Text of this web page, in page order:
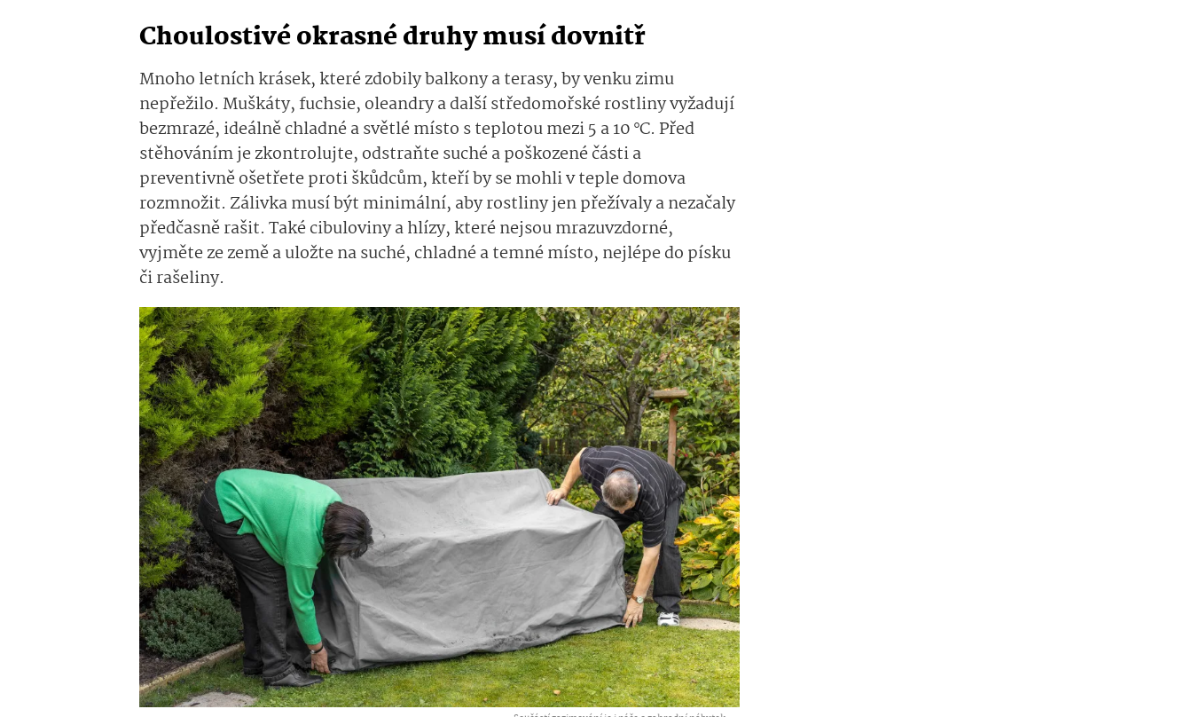
Choulostivé okrasné druhy musí dovnitř
Mnoho letních krásek, které zdobily balkony a terasy, by venku zimu
nepřežilo. Muškáty, fuchsie, oleandry a další středomořské rostliny vyžadují
bezmrazé, ideálně chladné a světlé místo s teplotou mezi 5 a 10 °C. Před
stěhováním je zkontrolujte, odstraňte suché a poškozené části a
preventivně ošetřete proti škůdcům, kteří by se mohli v teple domova
rozmnožit. Zálivka musí být minimální, aby rostliny jen přežívaly a nezačaly
předčasně rašit. Také cibuloviny a hlízy, které nejsou mrazuvzdorné,
vyjměte ze země a uložte na suché, chladné a temné místo, nejlépe do písku
či rašeliny.